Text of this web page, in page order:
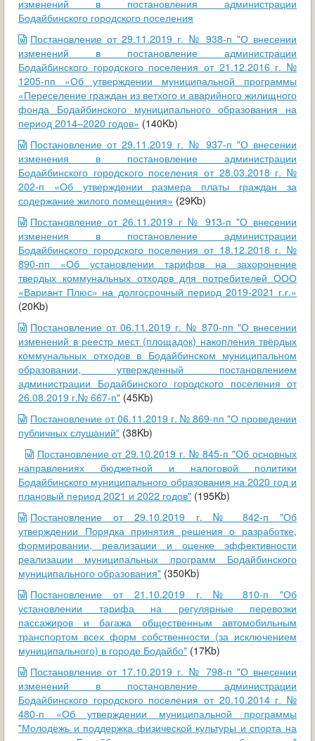
изменений в постановления администрации
Бодайбинского городского поселения
Постановление от 29.11.2019 г. № 938-п "О внесении
изменений в постановление администрации
Бодайбинского городского поселения от 21.12.2016 г. №
1205-пп «Об утверждении муниципальной программы
«Переселение граждан из ветхого и аварийного жилищного
фонда Бодайбинского муниципального образования на
период 2014–2020 годов» (140Kb)
Постановление от 29.11.2019 г. № 937-п "О внесении
изменения в постановление администрации
Бодайбинского городского поселения от 28.03.2018 г. №
202-п «Об утверждении размера платы граждан за
содержание жилого помещения» (29Kb)
Постановление от 26.11.2019 г № 913-п "О внесении
изменения в постановление администрации
Бодайбинского городского поселения от 18.12.2018 г. №
890-пп «Об установлении тарифов на захоронение
твердых коммунальных отходов для потребителей ООО
«Вариант Плюс» на долгосрочный период 2019-2021 г.г.»
(20Kb)
Постановление от 06.11.2019 г. № 870-пп "О внесении
изменений в реестр мест (площадок) накопления твёрдых
коммунальных отходов в Бодайбинском муниципальном
образовании, утвержденный постановлением
администрации Бодайбинского городского поселения от
26.08.2019 г.№ 667-п" (45Kb)
Постановление от 06.11.2019 г. № 869-пп "О проведении
публичных слушаний" (38Kb)
Постановление от 29.10.2019 г. № 845-п "Об основных
направлениях бюджетной и налоговой политики
Бодайбинского муниципального образования на 2020 год и
плановый период 2021 и 2022 годов" (195Kb)
Постановление от 29.10.2019 г. № 842-п "Об
утверждении Порядка принятия решения о разработке,
формировании, реализации и оценке эффективности
реализации муниципальных программ Бодайбинского
муниципального образования" (350Kb)
Постановление от 21.10.2019 г. № 810-п "Об
установлении тарифа на регулярные перевозки
пассажиров и багажа общественным автомобильным
транспортом всех форм собственности (за исключением
муниципального) в городе Бодайбо" (17Kb)
Постановление от 17.10.2019 г. № 798-п "О внесении
изменений в постановление администрации
Бодайбинского городского поселения от 20.10.2014 г. №
480-п «Об утверждении муниципальной программы
"Молодежь и поддержка физической культуры и спорта на